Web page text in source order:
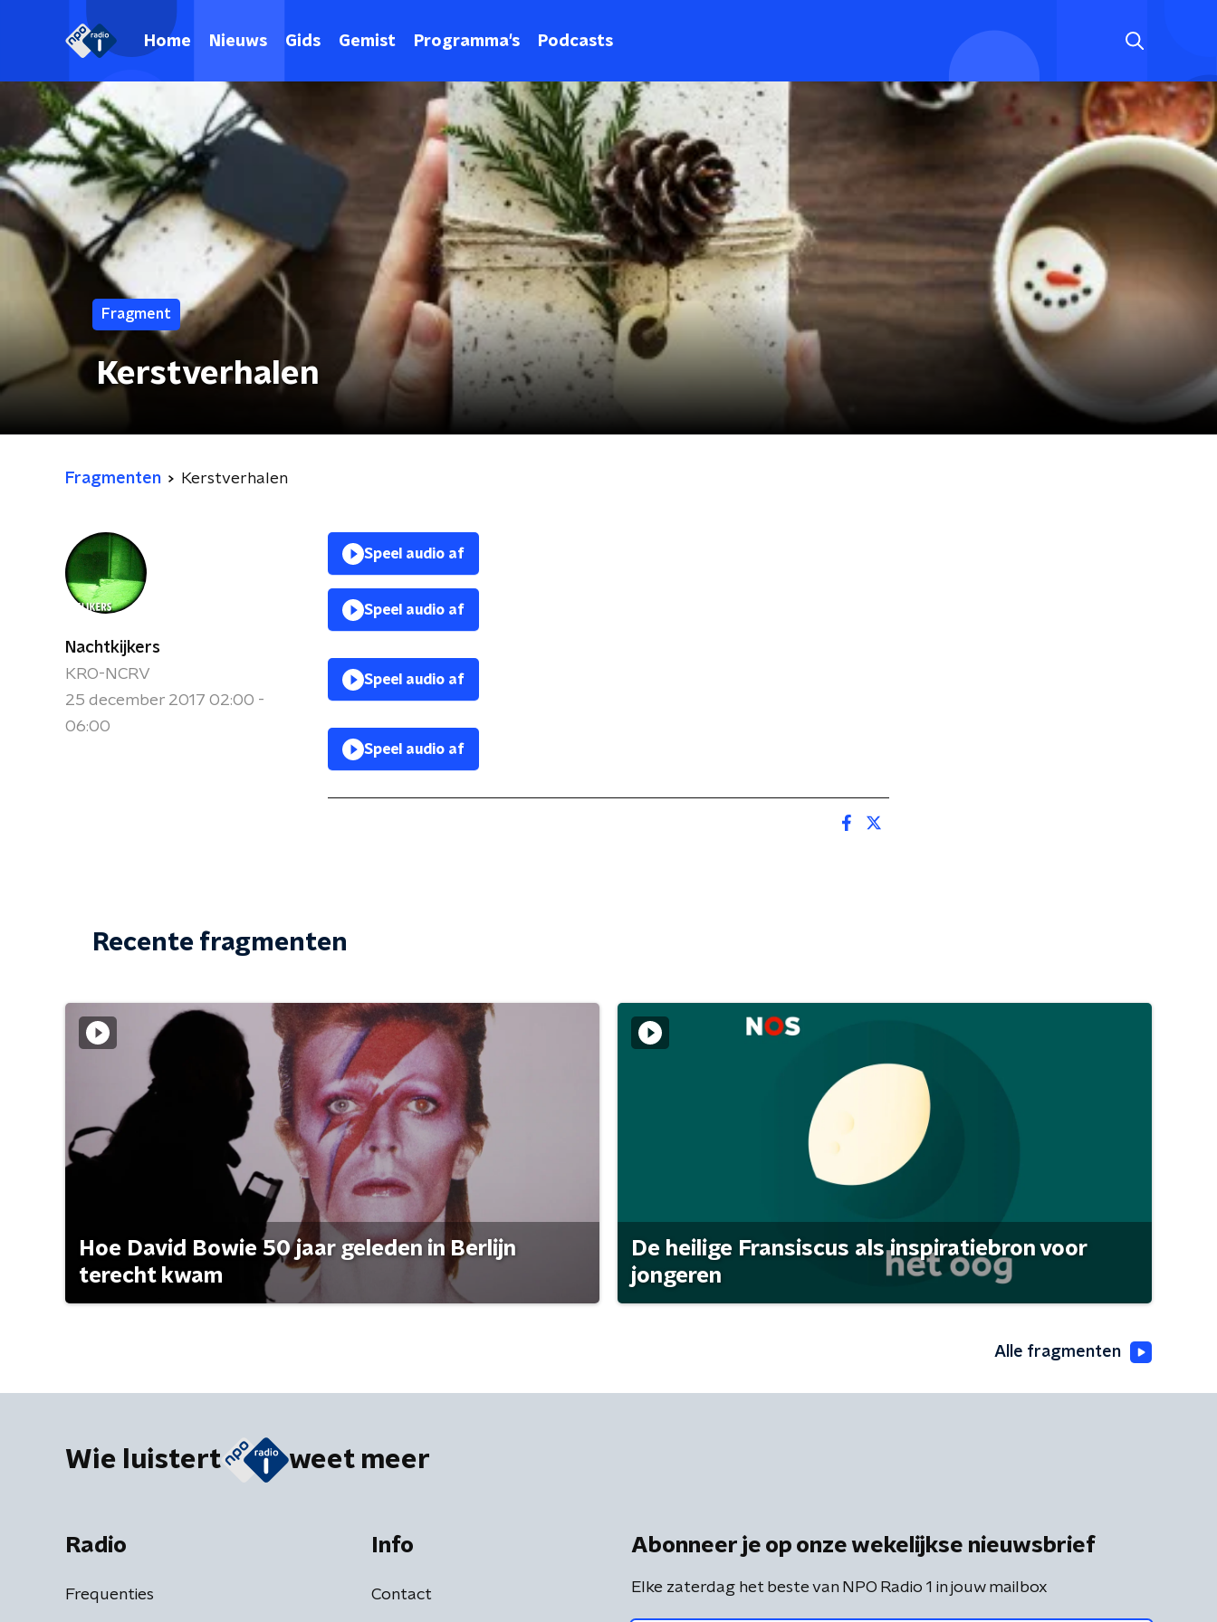
Home Nieuws Gids Gemist Programma's Podcasts
Fragment
Kerstverhalen
Fragmenten Kerstverhalen
Nachtkijkers
KRO-NCRV
25 december 2017 02:00 -
06:00
Speel audio af
Speel audio af
Speel audio af
Speel audio af
Recente fragmenten
Hoe David Bowie 50 jaar geleden in Berlijn
terecht kwam
De heilige Fransiscus als inspiratiebron voor
jongeren
Alle fragmenten
Wie luistert weet meer
Radio
Frequenties
Info
Contact
Abonneer je op onze wekelijkse nieuwsbrief
Elke zaterdag het beste van NPO Radio 1 in jouw mailbox